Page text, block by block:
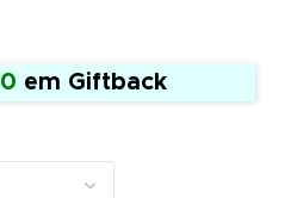
em Giftback